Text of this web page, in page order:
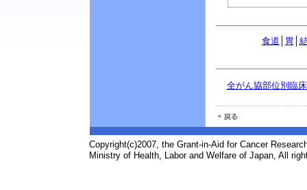
食道 胃
全がん協部位別臨
Copyright(c)2007, the Grant-in-Aid for Cancer
Ministry of Health, Labor and Welfare of Japan, All